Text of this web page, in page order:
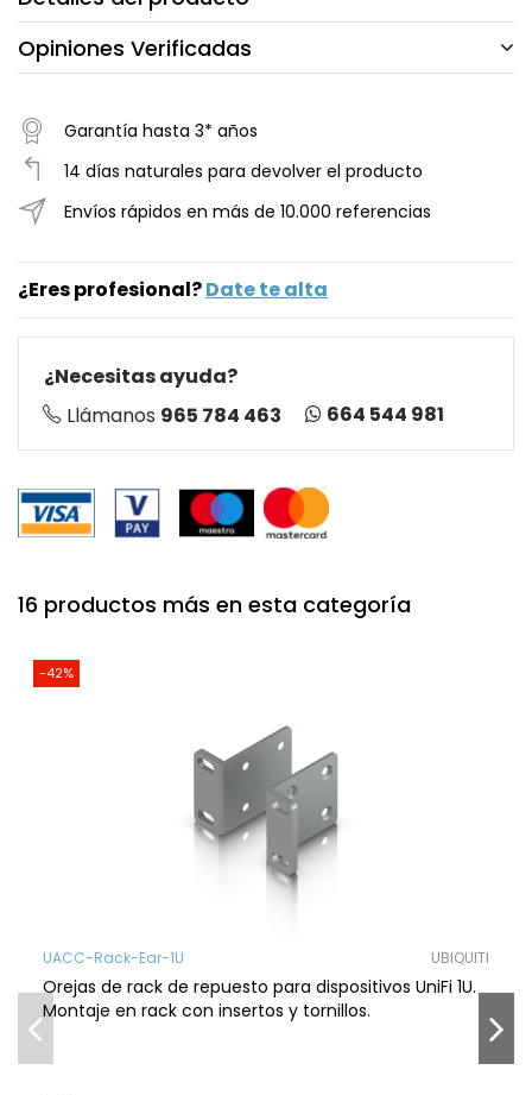
Opiniones Verificadas
Garantía hasta 3* años
14 días naturales para devolver el producto
Envíos rápidos en más de 10.000 referencias
¿Eres profesional?Date te alta
¿Necesitas ayuda?
Llámanos 965 784 463 664 544 981
16 productos más en esta categoría
-42%
UACC-Rack-Ear-1U UBIQUITI
Orejas de rack de repuesto para dispositivos UniFi 1U.
Montaje en rack con insertos y tornillos.